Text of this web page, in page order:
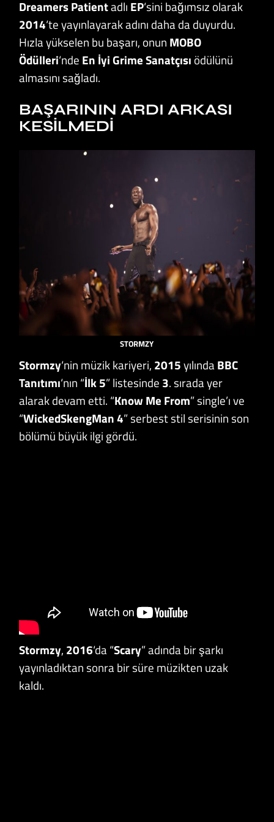
Dreamers Patientadlı EP‘sini bağımsız olarak
2014‘te yayınlayarak adını daha da duyurdu.
Hızla yükselen bu başarı, onun MOBO
Ödülleri‘nde En İyi Grime Sanatçısı ödülünü
almasını sağladı.
BAŞARININ ARDI ARKASI
KESILMEDI
STORMZY
Stormzy‘nin müzik kariyeri, 2015yılındaBBC
Tanıtımı‘nın “İlk 5” listesinde 3. sırada yer
alarak devam etti. “Know Me From” single’ı ve
“WickedSkengMan 4” serbest stil serisinin son
bölümü büyük ilgi gördü.
Stormzy, 2016‘da “Scary” adında bir şarkı
yayınladıktan sonra bir süre müzikten uzak
kaldı.